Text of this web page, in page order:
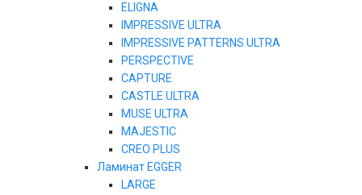
ELIGNA
IMPRESSIVE ULTRA
IMPRESSIVE PATTERNS ULTRA
PERSPECTIVE
CAPTURE
CASTLE ULTRA
MUSE ULTRA
MAJESTIC
CREO PLUS
Ламинат EGGER
LARGE